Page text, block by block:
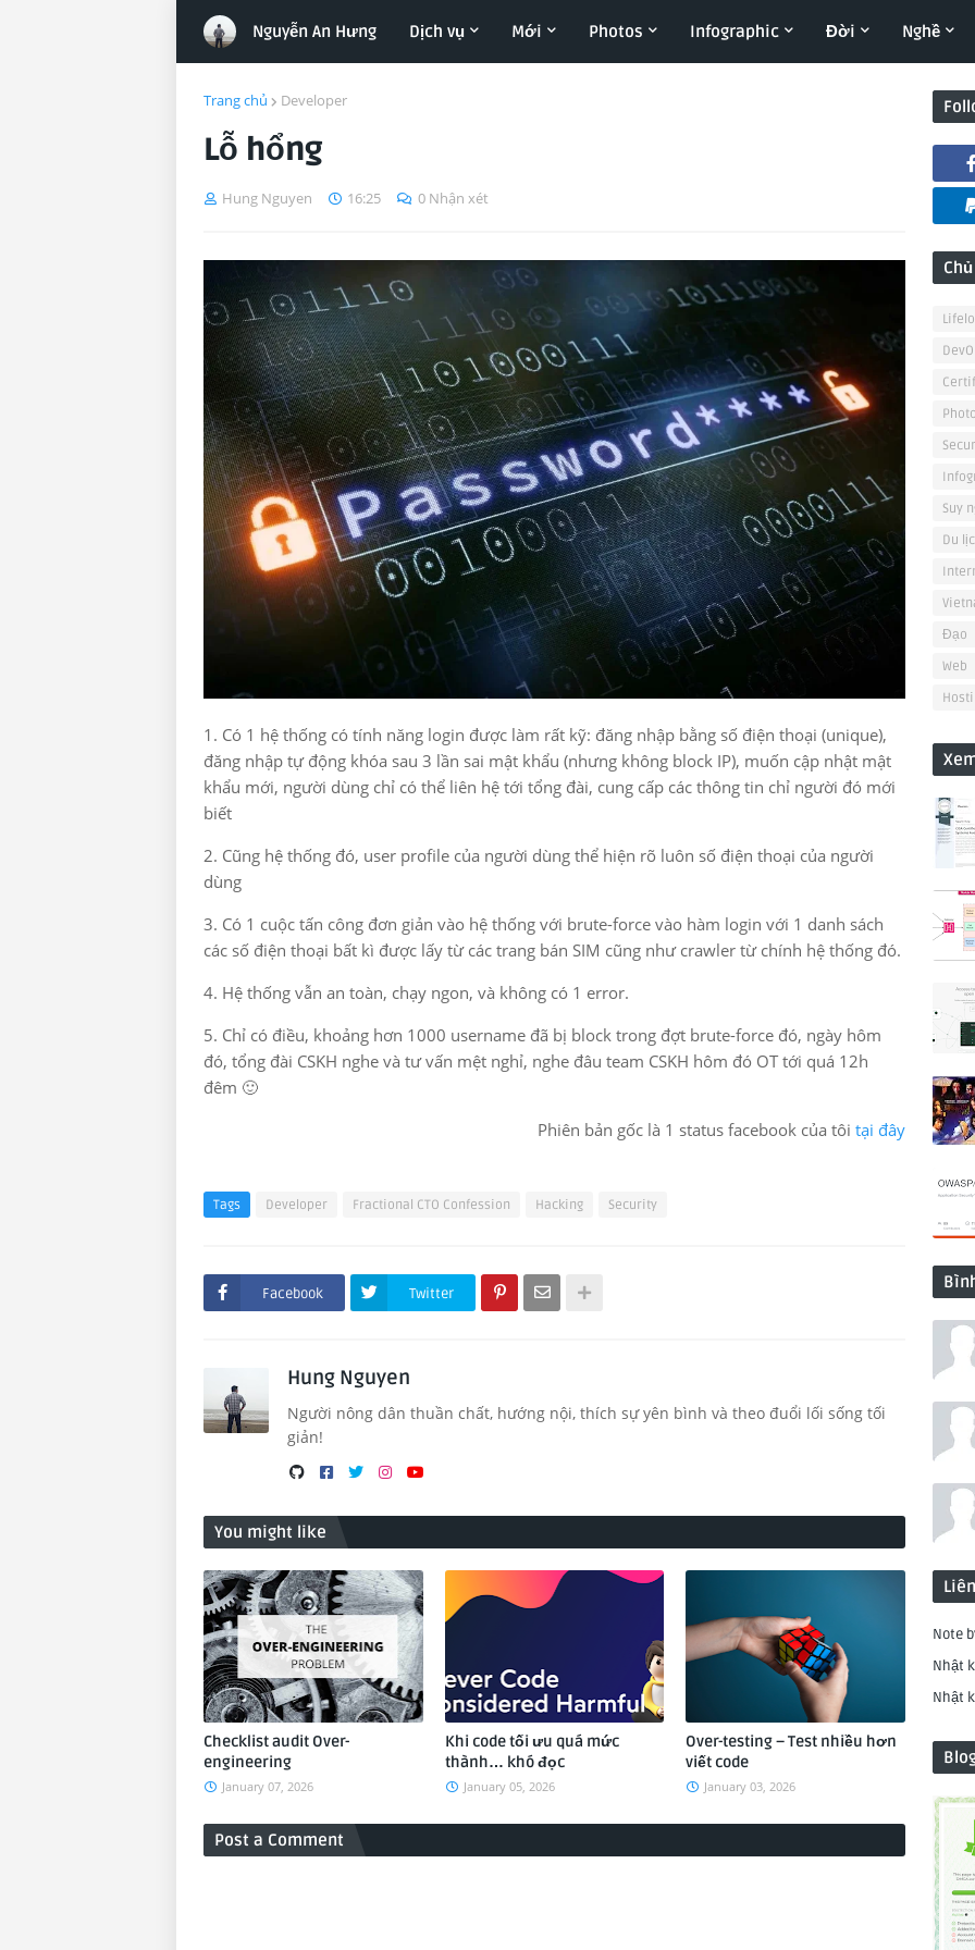
Nguyễn An Hưng Dịch vụ Mới Photos Infographic Đời Nghề
Trang chủ Developer
Lỗ hổng
Hung Nguyen 16:25 0 Nhận xét
1. Có 1 hệ thống có tính năng login được làm rất kỹ: đăng nhập bằng số điện thoại (unique),
đăng nhập tự động khóa sau 3 lần sai mật khẩu (nhưng không block IP), muốn cập nhật mật
khẩu mới, người dùng chỉ có thể liên hệ tới tổng đài, cung cấp các thông tin chỉ người đó mới
biết
2. Cũng hệ thống đó, user profile của người dùng thể hiện rõ luôn số điện thoại của người
dùng
3. Có 1 cuộc tấn công đơn giản vào hệ thống với brute-force vào hàm login với 1 danh sách
các số điện thoại bất kì được lấy từ các trang bán SIM cũng như crawler từ chính hệ thống đó.
4. Hệ thống vẫn an toàn, chạy ngon, và không có 1 error.
5. Chỉ có điều, khoảng hơn 1000 username đã bị block trong đợt brute-force đó, ngày hôm
đó, tổng đài CSKH nghe và tư vấn mệt nghỉ, nghe đâu team CSKH hôm đó OT tới quá 12h
đêm 🙂
Phiên bản gốc là 1 status facebook của tôi tại đây
Tags Developer Fractional CTO Confession Hacking Security
Facebook Twitter
Hung Nguyen
Người nông dân thuần chất, hướng nội, thích sự yên bình và theo đuổi lối sống tối
giản!
You might like
Checklist audit Over-
engineering
January 07, 2026
Khi code tối ưu quá mức
thành… khó đọc
January 05, 2026
Over-testing – Test nhiều hơn
viết code
January 03, 2026
Post a Comment
Suy
Du
Đạo
Web
Note
Nhật
Nhật